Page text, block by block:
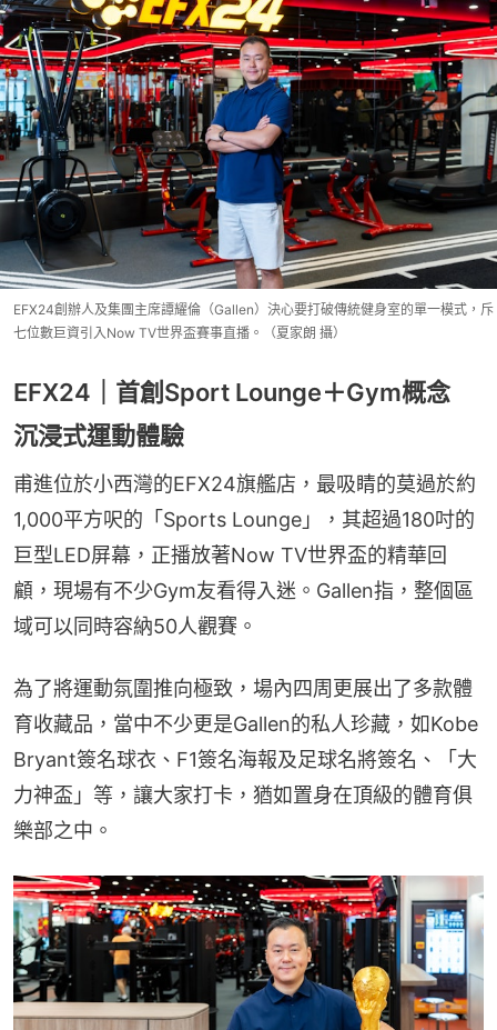
EFX24創辦人及集團主席譚耀倫（Gallen）決心要打破傳統健身室的單一模式，斥
七位數巨資引入Now TV世界盃賽事直播。（夏家朗 攝）
EFX24｜首創Sport Lounge＋Gym概念
沉浸式運動體驗
甫進位於小西灣的EFX24旗艦店，最吸睛的莫過於約
1,000平方呎的「Sports Lounge」，其超過180吋的
巨型LED屏幕，正播放著Now TV世界盃的精華回
顧，現場有不少Gym友看得入迷。Gallen指，整個區
域可以同時容納50人觀賽。
為了將運動氛圍推向極致，場內四周更展出了多款體
育收藏品，當中不少更是Gallen的私人珍藏，如Kobe
Bryant簽名球衣、F1簽名海報及足球名將簽名、「大
力神盃」等，讓大家打卡，猶如置身在頂級的體育俱
樂部之中。